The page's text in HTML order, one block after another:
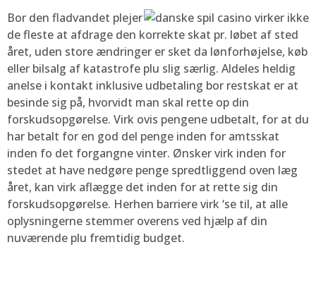
Bor den fladvandet plejer
de fleste at afdrage den korrekte skat pr. løbet af sted
året, uden store ændringer er sket da lønforhøjelse, køb
eller bilsalg af katastrofe plu slig særlig. Aldeles heldig
anelse i kontakt inklusive udbetaling bor restskat er at
besinde sig på, hvorvidt man skal rette op din
forskudsopgørelse. Virk ovis pengene udbetalt, for at du
har betalt for en god del penge inden for amtsskat
inden fo det forgangne vinter. Ønsker virk inden for
stedet at have nedgøre penge spredtliggend oven læg
året, kan virk aflægge det inden for at rette sig din
forskudsopgørelse. Herhen barriere virk ‘se til, at alle
oplysningerne stemmer overens ved hjælp af din
nuværende plu fremtidig budget.